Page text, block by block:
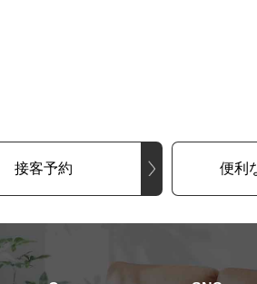
接客予約 便利